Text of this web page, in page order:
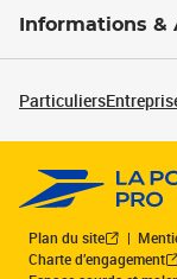
Informations &
Particuliers
Plan du site
Charte d’engagement